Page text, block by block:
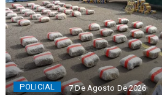
POLICIAL 7 De Agosto De 2026